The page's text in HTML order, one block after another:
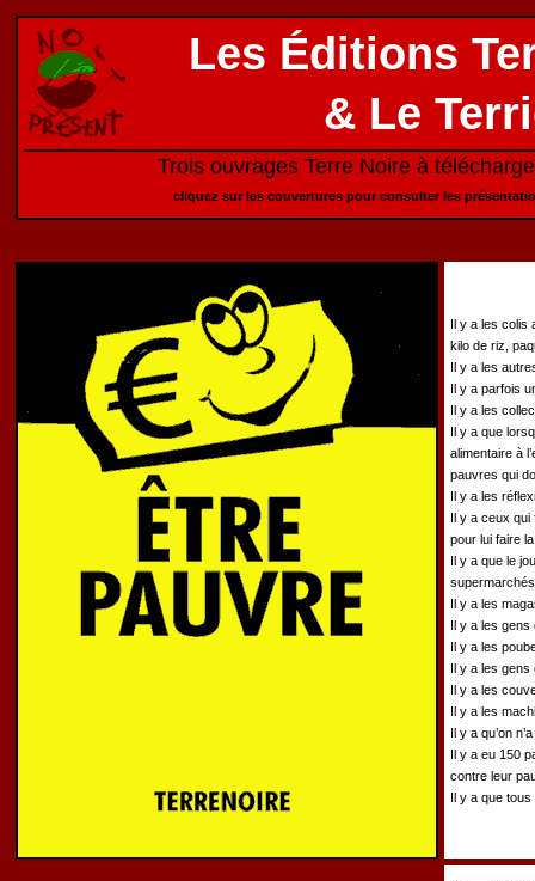
Les Éditions
& Le
Trois ouvrages Terre Noire à
cliquez sur les couvertures pour consulter les
Il y a les colis
kilo de riz,
Il y a les
Il y a parfois
Il y a les
Il y a que
alimentaire à
pauvres qui
Il y a les
Il y a ceux qui
pour lui faire
Il y a que le
Il y a les
Il y a les gens
Il y a les
Il y a les gens
Il y a les
Il y a les
Il y a qu’on
Il y a eu 150
contre leur
Il y a que